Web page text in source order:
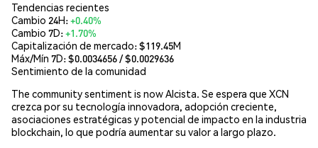
Tendencias recientes
Cambio 24H:+0.40%
Cambio 7D:+1.70%
Capitalización de mercado:$119.45M
Máx/Mín 7D: $0.0034656/ $0.0029636
Sentimiento de la comunidad
The community sentiment is now Alcista. Se espera que XCN
crezca por su tecnología innovadora, adopción creciente,
asociaciones estratégicas y potencial de impacto en la industria
blockchain, lo que podría aumentar su valor a largo plazo.